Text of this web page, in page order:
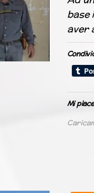
base
aver
Mi